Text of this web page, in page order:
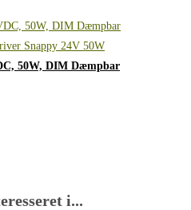
50W, DIM Dæmpbar
i...